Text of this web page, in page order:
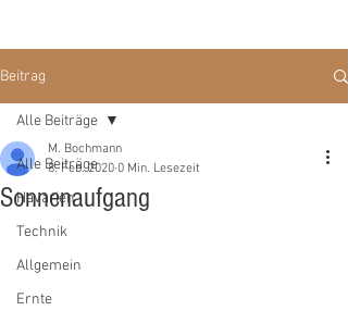
Beitrag
Alle Beiträge
Havarien
Technik
Allgemein
Ernte
Alle Beiträge
Sonnenaufgang
M. Bochmann
8. Feb. 2020 0 Min. Lesezeit